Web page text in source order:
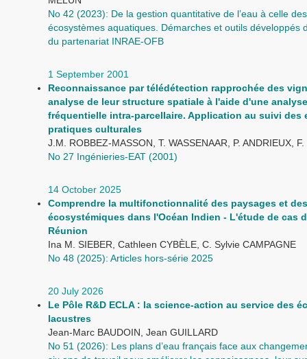
No 42 (2023): De la gestion quantitative de l’eau à celle des
écosystèmes aquatiques. Démarches et outils développés
du partenariat INRAE-OFB
1 September 2001
Reconnaissance par télédétection rapprochée des
analyse de leur structure spatiale à l'aide d'une analyse
fréquentielle intra-parcellaire. Application au suivi des
pratiques culturales
J.M. ROBBEZ-MASSON, T. WASSENAAR, P. ANDRIEUX,
No 27 Ingénieries-EAT (2001)
14 October 2025
Comprendre la multifonctionnalité des paysages et
écosystémiques dans l'Océan Indien - L'étude de cas
Réunion
Ina M. SIEBER, Cathleen CYBÈLE, C. Sylvie CAMPAGNE
No 48 (2025): Articles hors-série 2025
20 July 2026
Le Pôle R&D ECLA : la science-action au service des
lacustres
Jean-Marc BAUDOIN, Jean GUILLARD
No 51 (2026): Les plans d’eau français face aux